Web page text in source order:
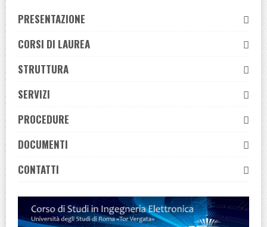
PRESENTAZIONE
CORSI DI LAUREA
STRUTTURA
SERVIZI
PROCEDURE
DOCUMENTI
CONTATTI